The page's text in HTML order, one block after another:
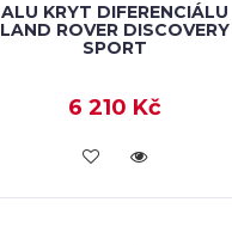
ALU KRYT DIFERENCIÁLU
LAND ROVER DISCOVERY
SPORT
6 210 Kč
KOUPIT